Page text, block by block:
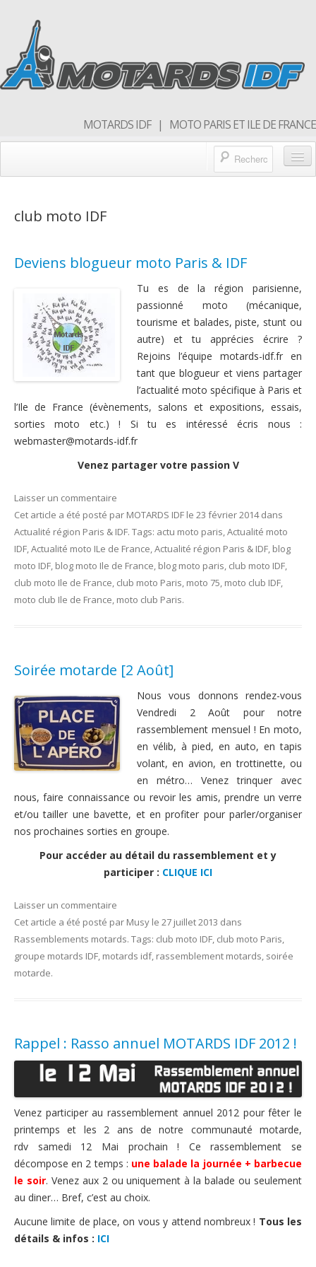
MOTARDS IDF | MOTO PARIS ET ILE DE FRANCE
Forum
Qui sommes nous
Rejoins nous
Nous contacter
club moto IDF
Deviens blogueur moto Paris & IDF
Tu es de la région parisienne,
passionné moto (mécanique,
tourisme et balades, piste, stunt ou
autre) et tu apprécies écrire ?
Rejoins l’équipe motards-idf.fr en
tant que blogueur et viens partager
l’actualité moto spécifique à Paris et
l’Ile de France (évènements, salons et expositions, essais,
sorties moto etc.) ! Si tu es intéressé écris nous :
webmaster@motards-idf.fr
Venez partager votre passion V
Laisser un commentaire
Cet article a été posté par MOTARDS IDF le 23 février 2014dans
Actualité région Paris & IDF. Tags: actu moto paris,Actualité moto
IDF,Actualité moto ILe de France,Actualité région Paris & IDF, blog
moto IDF, blog moto Ile de France, blog moto paris, club moto IDF,
club moto Ile de France, club moto Paris, moto 75, moto club IDF,
moto club Ile de France, moto club Paris.
Soirée motarde [2 Août]
Nous vous donnons rendez-vous
Vendredi 2 Août pour notre
rassemblement mensuel ! En moto,
en vélib, à pied, en auto, en tapis
volant, en avion, en trottinette, ou
en métro… Venez trinquer avec
nous, faire connaissance ou revoir les amis, prendre un verre
et/ou tailler une bavette, et en profiter pour parler/organiser
nos prochaines sorties en groupe.
Pour accéder au détail du rassemblement et y
participer : CLIQUE ICI
Laisser un commentaire
Cet article a été posté par Musy le 27 juillet 2013 dans
Rassemblements motards. Tags: club moto IDF, club moto Paris,
groupe motards IDF, motards idf, rassemblement motards, soirée
motarde.
Rappel : Rasso annuel MOTARDS IDF 2012 !
Venez participer au rassemblement annuel 2012 pour fêter le
printemps et les 2 ans de notre communauté motarde,
rdv samedi 12 Mai prochain ! Ce rassemblement se
décompose en 2 temps : une balade la journée + barbecue
le soir. Venez aux 2 ou uniquement à la balade ou seulement
au diner… Bref, c’est au choix.
Aucune limite de place, on vous y attend nombreux ! Tous les
détails & infos : ICI